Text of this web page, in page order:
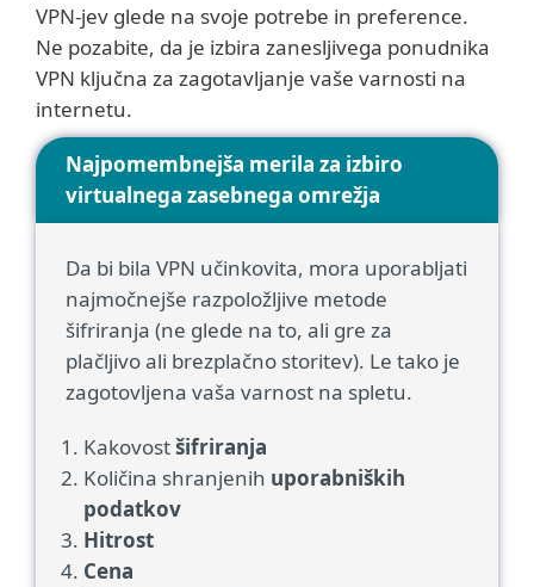
VPN-jev glede na svoje potrebe in preference.
Ne pozabite, da je izbira zanesljivega ponudnika
VPN ključna za zagotavljanje vaše varnosti na
internetu.
Najpomembnejša merila za izbiro
virtualnega zasebnega omrežja
Da bi bila VPN učinkovita, mora uporabljati
najmočnejše razpoložljive metode
šifriranja (ne glede na to, ali gre za
plačljivo ali brezplačno storitev). Le tako je
zagotovljena vaša varnost na spletu.
Kakovostšifriranja
Količina shranjenih uporabniških
podatkov
Hitrost
Cena